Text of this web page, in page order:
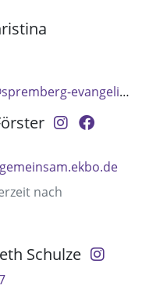
evangelisch.de
nach
Schulze